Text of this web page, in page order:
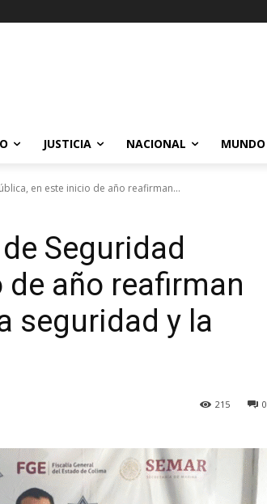
JUSTICIA NACIONAL MUNDO
en este inicio de año reafirman...
Seguridad
año reafirman
seguridad y la
0
215